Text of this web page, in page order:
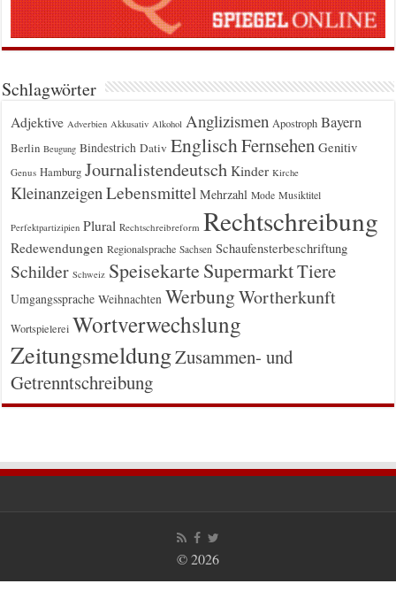
Schlagwörter
Adjektive Adverbien Akkusativ Alkohol Anglizismen Apostroph Bayern
Berlin Beugung Bindestrich Dativ EnglischFernsehen Genitiv
Genus Hamburg Journalistendeutsch Kinder Kirche
Kleinanzeigen Lebensmittel Mehrzahl Mode Musiktitel
Perfektpartizipien Plural Rechtschreibreform Rechtschreibung
Redewendungen Regionalsprache Sachsen Schaufensterbeschriftung
Schilder Schweiz Speisekarte SupermarktTiere
Umgangssprache Weihnachten WerbungWortherkunft
Wortspielerei Wortverwechslung
ZeitungsmeldungZusammen- und
Getrenntschreibung
© 2026